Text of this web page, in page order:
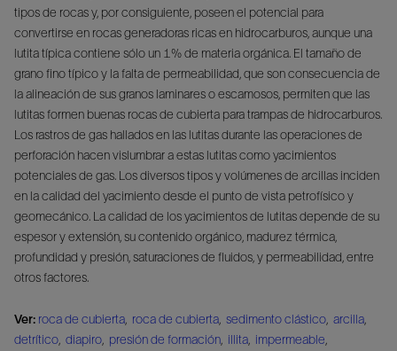
tipos de rocas y, por consiguiente, poseen el potencial para
convertirse en rocas generadoras ricas en hidrocarburos, aunque una
lutita típica contiene sólo un 1% de materia orgánica. El tamaño de
grano fino típico y la falta de permeabilidad, que son consecuencia de
la alineación de sus granos laminares o escamosos, permiten que las
lutitas formen buenas rocas de cubierta para trampas de hidrocarburos.
Los rastros de gas hallados en las lutitas durante las operaciones de
perforación hacen vislumbrar a estas lutitas como yacimientos
potenciales de gas. Los diversos tipos y volúmenes de arcillas inciden
en la calidad del yacimiento desde el punto de vista petrofísico y
geomecánico. La calidad de los yacimientos de lutitas depende de su
espesor y extensión, su contenido orgánico, madurez térmica,
profundidad y presión, saturaciones de fluidos, y permeabilidad, entre
otros factores.
Ver: roca de cubierta roca de cubierta sedimento clástico arcilla
detrítico diapiro presión de formación illita impermeable